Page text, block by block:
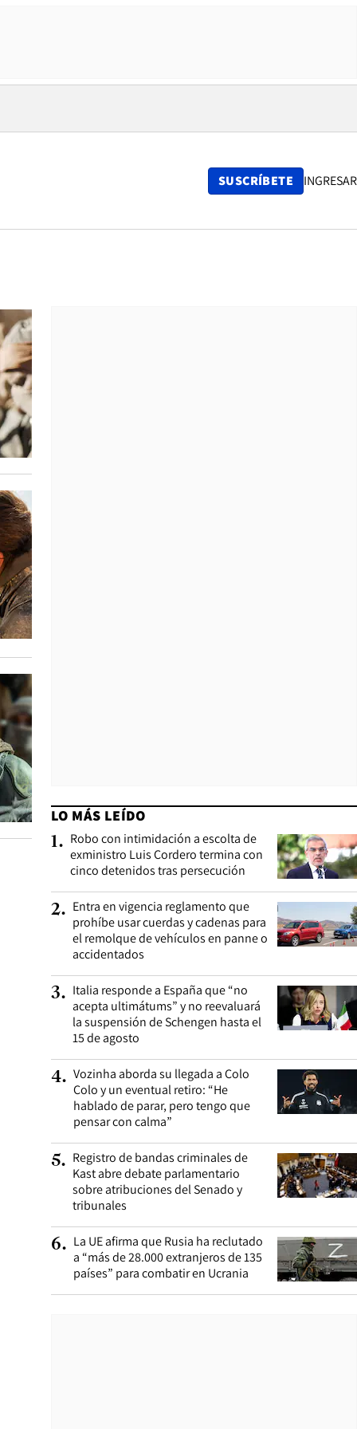
SUSCRÍBETE INGRESAR
LO MÁS LEÍDO
1. Robo con intimidación a escolta de
exministro Luis Cordero termina con
cinco detenidos tras persecución
2. Entra en vigencia reglamento que
prohíbe usar cuerdas y cadenas para
el remolque de vehículos en panne o
accidentados
3. Italia responde a España que “no
acepta ultimátums” y no reevaluará
la suspensión de Schengen hasta el
15 de agosto
4. Vozinha aborda su llegada a Colo
Colo y un eventual retiro: “He
hablado de parar, pero tengo que
pensar con calma”
5. Registro de bandas criminales de
Kast abre debate parlamentario
sobre atribuciones del Senado y
tribunales
6. La UE afirma que Rusia ha reclutado
a “más de 28.000 extranjeros de 135
países” para combatir en Ucrania